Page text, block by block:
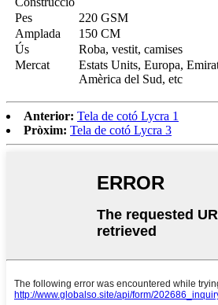
Pes
220 GSM
Amplada
150 CM
Ús
Roba, vestit, camises
Mercat
Estats Units, Europa,
Amèrica del Sud, etc
Anterior: Tela de cotó Lycra 1
Pròxim: Tela de cotó Lycra 3